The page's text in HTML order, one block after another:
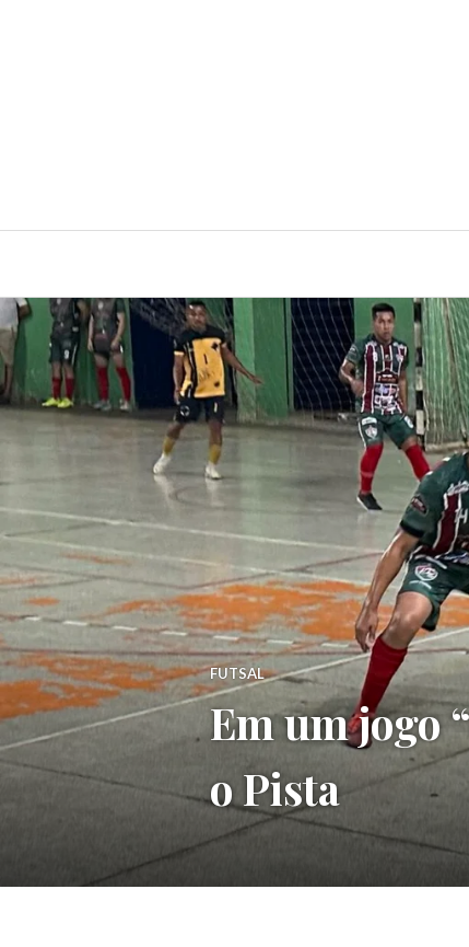
FUTSAL
Em um jogo
o Pista